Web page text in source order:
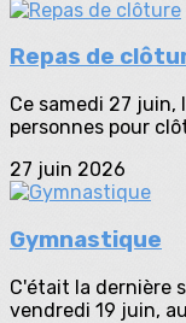
Repas de
Ce samedi 27 juin,
personnes pour
27 juin 2026
Gymnastique
C'était la dernière
vendredi 19 juin,